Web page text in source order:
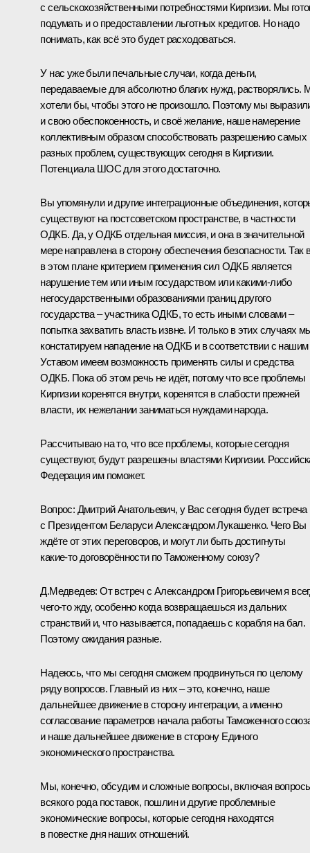
с сельскохозяйственными потребностями Киргизии. Мы
подумать и о предоставлении льготных кредитов. Но надо
понимать, как всё это будет расходоваться.
У нас уже были печальные случаи, когда деньги,
передаваемые для абсолютно благих нужд, растворялись.
хотели бы, чтобы этого не произошло. Поэтому мы
и свою обеспокоенность, и своё желание, наше намерение
коллективным образом способствовать разрешению самых
разных проблем, существующих сегодня в Киргизии.
Потенциала ШОС для этого достаточно.
Вы упомянули и другие интеграционные объединения,
существуют на постсоветском пространстве, в частности
ОДКБ. Да, у ОДКБ отдельная миссия, и она в значительной
мере направлена в сторону обеспечения безопасности. Так
в этом плане критерием применения сил ОДКБ является
нарушение тем или иным государством или какими‑либо
негосударственными образованиями границ другого
государства – участника ОДКБ, то есть иными словами –
попытка захватить власть извне. И только в этих случаях
констатируем нападение на ОДКБ и в соответствии с нашим
Уставом имеем возможность применять силы и средства
ОДКБ. Пока об этом речь не идёт, потому что все проблемы
Киргизии коренятся внутри, коренятся в слабости прежней
власти, их нежелании заниматься нуждами народа.
Рассчитываю на то, что все проблемы, которые сегодня
существуют, будут разрешены властями Киргизии.
Федерация им поможет.
Вопрос: Дмитрий Анатольевич, у Вас сегодня будет встреча
с Президентом Беларуси Александром Лукашенко. Чего Вы
ждёте от этих переговоров, и могут ли быть достигнуты
какие‑то договорённости по Таможенному союзу?
Д.Медведев: От встреч с Александром Григорьевичем я
чего‑то жду, особенно когда возвращаешься из дальних
странствий и, что называется, попадаешь с корабля на бал.
Поэтому ожидания разные.
Надеюсь, что мы сегодня сможем продвинуться по целому
ряду вопросов. Главный из них – это, конечно, наше
дальнейшее движение в сторону интеграции, а именно
согласование параметров начала работы Таможенного
и наше дальнейшее движение в сторону Единого
экономического пространства.
Мы, конечно, обсудим и сложные вопросы, включая
всякого рода поставок, пошлин и другие проблемные
экономические вопросы, которые сегодня находятся
в повестке дня наших отношений.